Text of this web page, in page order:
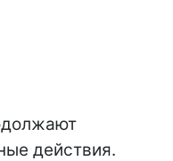
действия.